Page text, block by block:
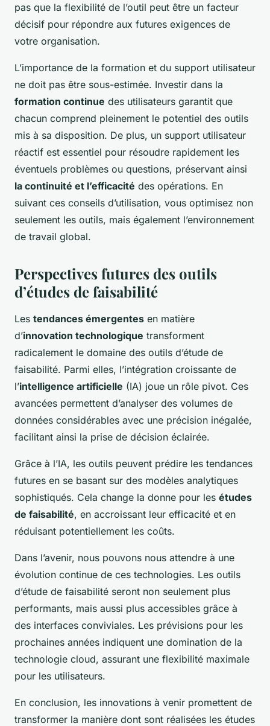
pas que la flexibilité de l’outil peut être un facteur
décisif pour répondre aux futures exigences de
votre organisation.
L’importance de la formation et du support utilisateur
ne doit pas être sous-estimée. Investir dans la
formation continue des utilisateurs garantit que
chacun comprend pleinement le potentiel des outils
mis à sa disposition. De plus, un support utilisateur
réactif est essentiel pour résoudre rapidement les
éventuels problèmes ou questions, préservant ainsi
la continuité et l’efficacité des opérations. En
suivant ces conseils d’utilisation, vous optimisez non
seulement les outils, mais également l’environnement
de travail global.
Perspectives futures des outils
d’études de faisabilité
Les tendances émergentes en matière
d’innovation technologique transforment
radicalement le domaine des outils d’étude de
faisabilité. Parmi elles, l’intégration croissante de
l’intelligence artificielle (IA) joue un rôle pivot. Ces
avancées permettent d’analyser des volumes de
données considérables avec une précision inégalée,
facilitant ainsi la prise de décision éclairée.
Grâce à l’IA, les outils peuvent prédire les tendances
futures en se basant sur des modèles analytiques
sophistiqués. Cela change la donne pour les études
de faisabilité, en accroissant leur efficacité et en
réduisant potentiellement les coûts.
Dans l’avenir, nous pouvons nous attendre à une
évolution continue de ces technologies. Les outils
d’étude de faisabilité seront non seulement plus
performants, mais aussi plus accessibles grâce à
des interfaces conviviales. Les prévisions pour les
prochaines années indiquent une domination de la
technologie cloud, assurant une flexibilité maximale
pour les utilisateurs.
En conclusion, les innovations à venir promettent de
transformer la manière dont sont réalisées les études